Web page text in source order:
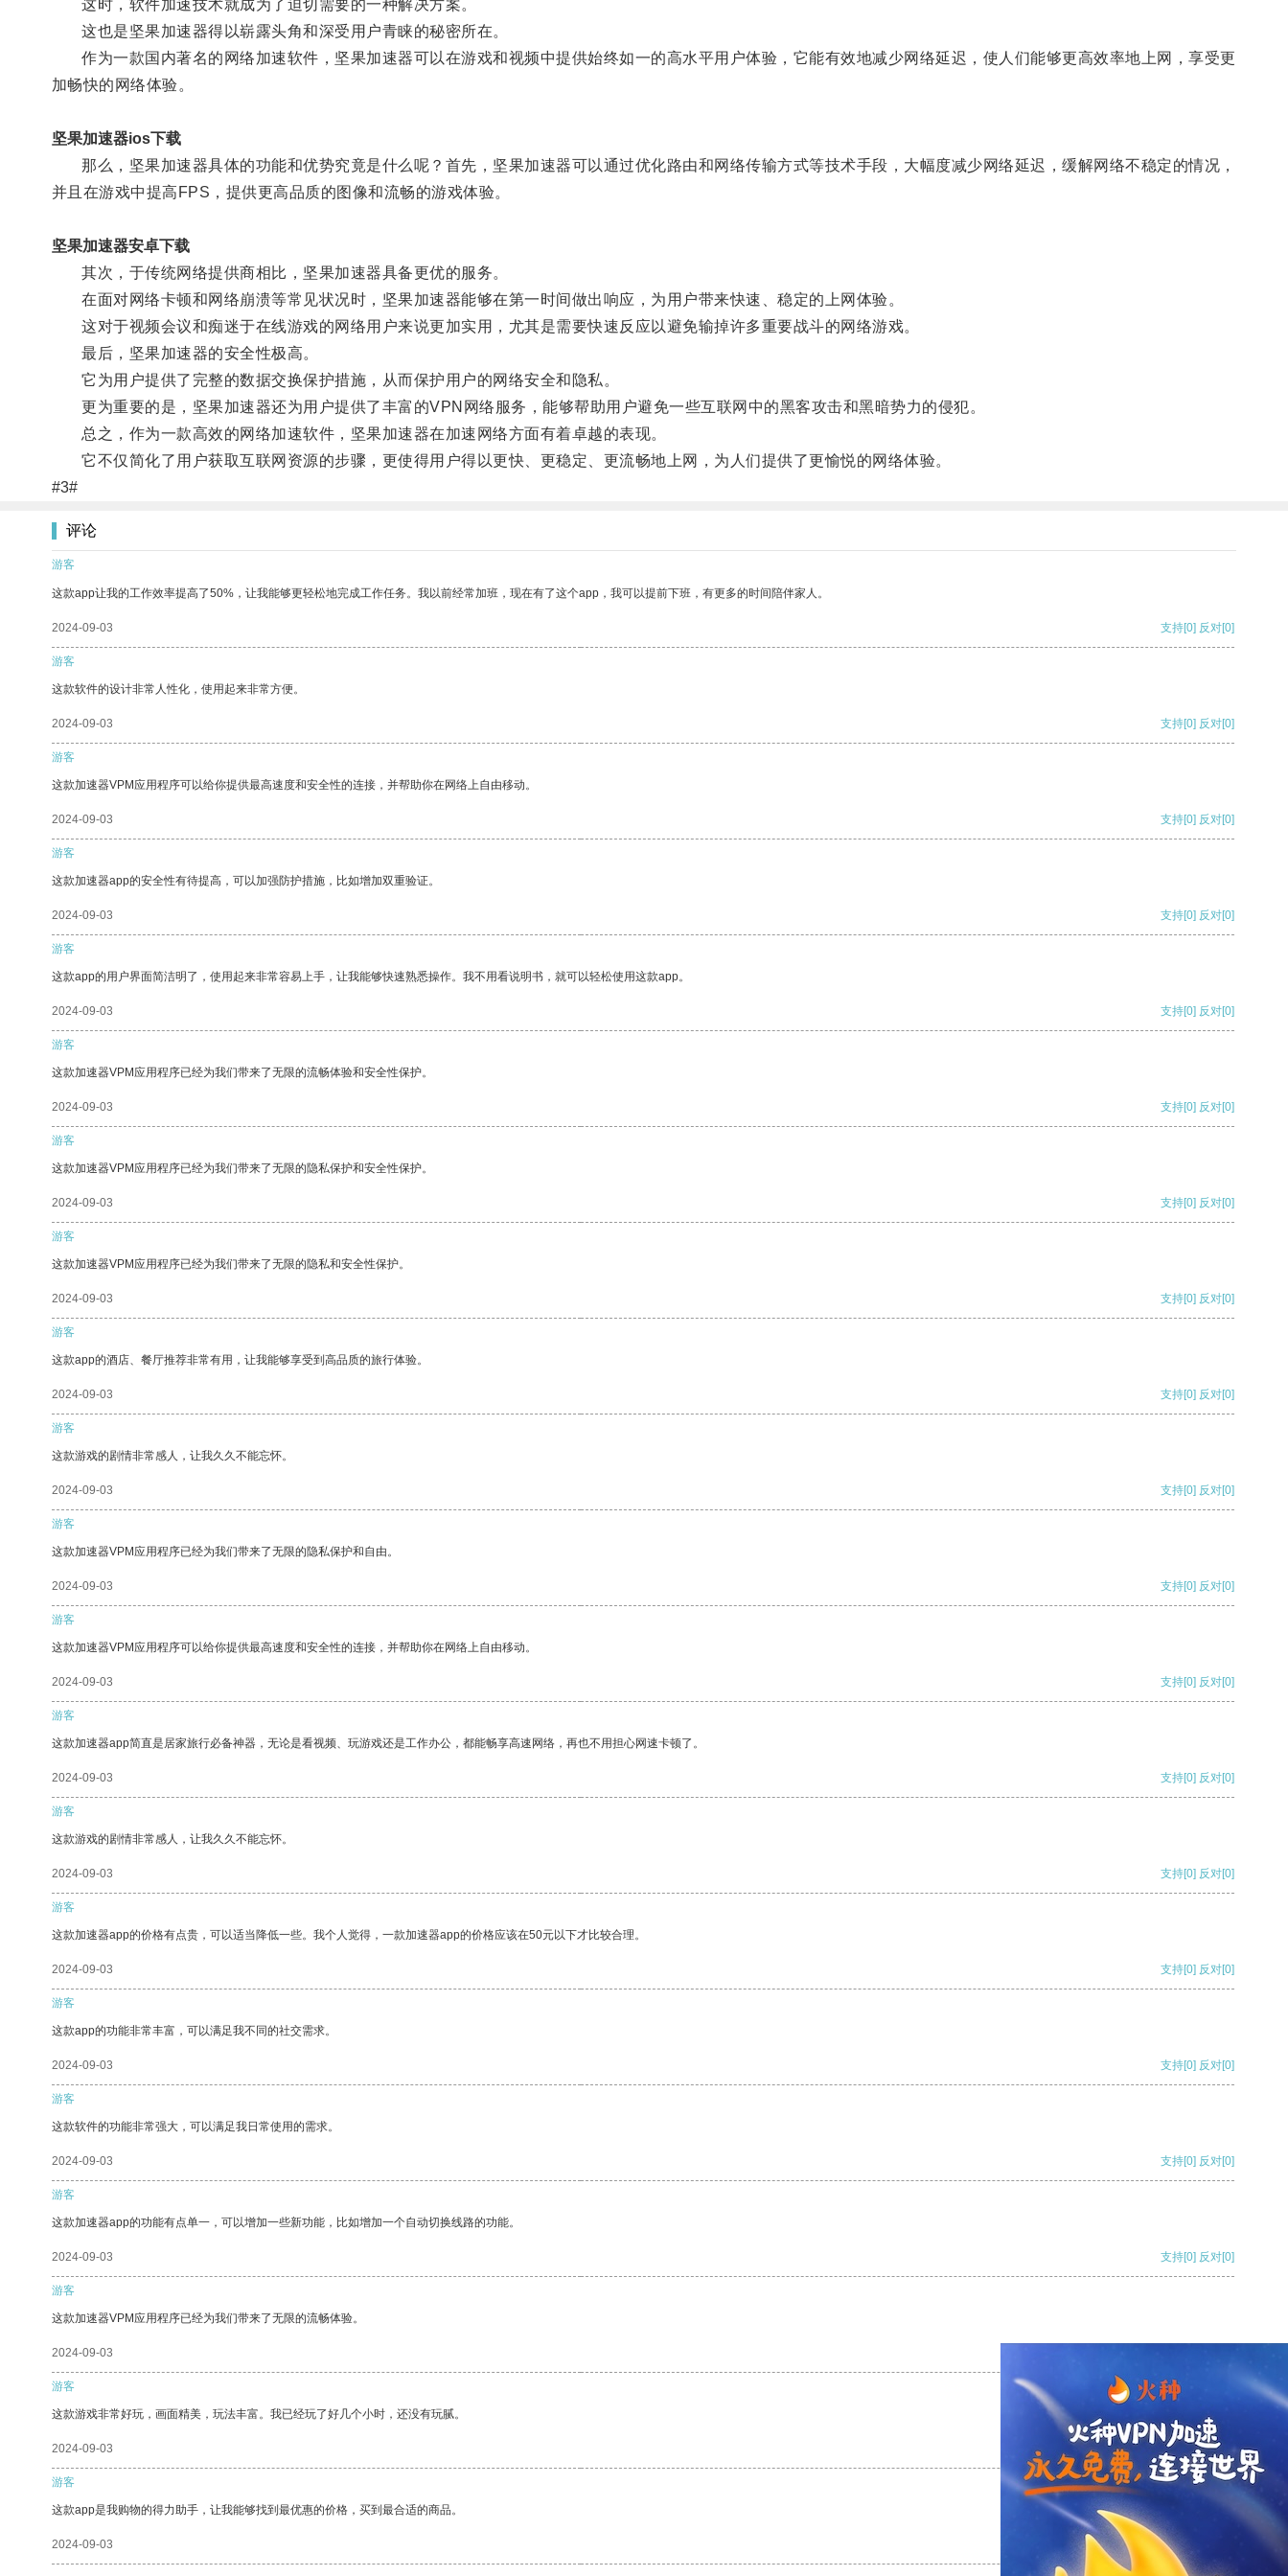
这时，软件加速技术就成为了迫切需要的一种解决方案。
这也是坚果加速器得以崭露头角和深受用户青睐的秘密所在。
作为一款国内著名的网络加速软件，坚果加速器可以在游戏和视频中提供始终如一的高水平用户体验，它能有效地减少网络延迟，使人们能够更高效率地上网，享受更
加畅快的网络体验。
坚果加速器ios下载
那么，坚果加速器具体的功能和优势究竟是什么呢？首先，坚果加速器可以通过优化路由和网络传输方式等技术手段，大幅度减少网络延迟，缓解网络不稳定的情况，
并且在游戏中提高FPS，提供更高品质的图像和流畅的游戏体验。
坚果加速器安卓下载
其次，于传统网络提供商相比，坚果加速器具备更优的服务。
在面对网络卡顿和网络崩溃等常见状况时，坚果加速器能够在第一时间做出响应，为用户带来快速、稳定的上网体验。
这对于视频会议和痴迷于在线游戏的网络用户来说更加实用，尤其是需要快速反应以避免输掉许多重要战斗的网络游戏。
最后，坚果加速器的安全性极高。
它为用户提供了完整的数据交换保护措施，从而保护用户的网络安全和隐私。
更为重要的是，坚果加速器还为用户提供了丰富的VPN网络服务，能够帮助用户避免一些互联网中的黑客攻击和黑暗势力的侵犯。
总之，作为一款高效的网络加速软件，坚果加速器在加速网络方面有着卓越的表现。
它不仅简化了用户获取互联网资源的步骤，更使得用户得以更快、更稳定、更流畅地上网，为人们提供了更愉悦的网络体验。
#3#
评论
游客
这款app让我的工作效率提高了50%，让我能够更轻松地完成工作任务。我以前经常加班，现在有了这个app，我可以提前下班，有更多的时间陪伴家人。
2024-09-03 支持[0] 反对[0]
游客
这款软件的设计非常人性化，使用起来非常方便。
2024-09-03 支持[0] 反对[0]
游客
这款加速器VPM应用程序可以给你提供最高速度和安全性的连接，并帮助你在网络上自由移动。
2024-09-03 支持[0] 反对[0]
游客
这款加速器app的安全性有待提高，可以加强防护措施，比如增加双重验证。
2024-09-03 支持[0] 反对[0]
游客
这款app的用户界面简洁明了，使用起来非常容易上手，让我能够快速熟悉操作。我不用看说明书，就可以轻松使用这款app。
2024-09-03 支持[0] 反对[0]
游客
这款加速器VPM应用程序已经为我们带来了无限的流畅体验和安全性保护。
2024-09-03 支持[0] 反对[0]
游客
这款加速器VPM应用程序已经为我们带来了无限的隐私保护和安全性保护。
2024-09-03 支持[0] 反对[0]
游客
这款加速器VPM应用程序已经为我们带来了无限的隐私和安全性保护。
2024-09-03 支持[0] 反对[0]
游客
这款app的酒店、餐厅推荐非常有用，让我能够享受到高品质的旅行体验。
2024-09-03 支持[0] 反对[0]
游客
这款游戏的剧情非常感人，让我久久不能忘怀。
2024-09-03 支持[0] 反对[0]
游客
这款加速器VPM应用程序已经为我们带来了无限的隐私保护和自由。
2024-09-03 支持[0] 反对[0]
游客
这款加速器VPM应用程序可以给你提供最高速度和安全性的连接，并帮助你在网络上自由移动。
2024-09-03 支持[0] 反对[0]
游客
这款加速器app简直是居家旅行必备神器，无论是看视频、玩游戏还是工作办公，都能畅享高速网络，再也不用担心网速卡顿了。
2024-09-03 支持[0] 反对[0]
游客
这款游戏的剧情非常感人，让我久久不能忘怀。
2024-09-03 支持[0] 反对[0]
游客
这款加速器app的价格有点贵，可以适当降低一些。我个人觉得，一款加速器app的价格应该在50元以下才比较合理。
2024-09-03 支持[0] 反对[0]
游客
这款app的功能非常丰富，可以满足我不同的社交需求。
2024-09-03 支持[0] 反对[0]
游客
这款软件的功能非常强大，可以满足我日常使用的需求。
2024-09-03 支持[0] 反对[0]
游客
这款加速器app的功能有点单一，可以增加一些新功能，比如增加一个自动切换线路的功能。
2024-09-03 支持[0] 反对[0]
游客
这款加速器VPM应用程序已经为我们带来了无限的流畅体验。
2024-09-03
游客
这款游戏非常好玩，画面精美，玩法丰富。我已经玩了好几个小时，还没有玩腻。
2024-09-03 支持 [0] 反对 [0]
游客
这款app是我购物的得力助手，让我能够找到最优惠的价格，买到最合适的商品。
2024-09-03 支持